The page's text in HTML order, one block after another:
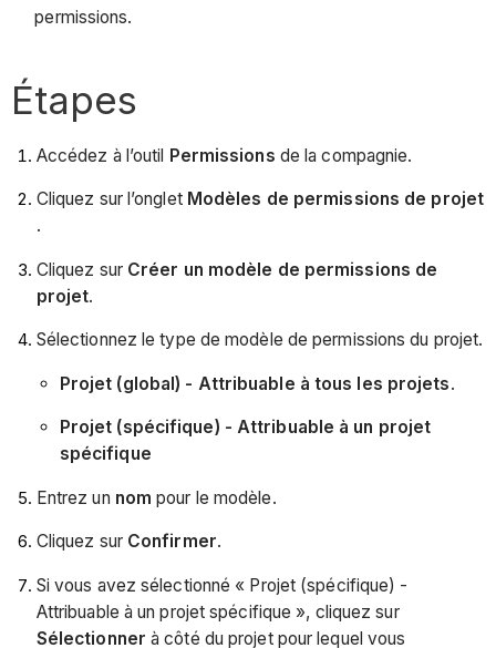
permissions.
Étapes
Accédez à l’outil Permissions de la compagnie.
Cliquez sur l’onglet Modèles de permissions de projet
.
Cliquez sur Créer un modèle de permissions de
projet.
Sélectionnez le type de modèle de permissions du projet.
Projet (global) - Attribuable à tous les projets.
Projet (spécifique) - Attribuable à un projet
spécifique
Entrez un nom pour le modèle.
Cliquez sur Confirmer.
Si vous avez sélectionné « Projet (spécifique) -
Attribuable à un projet spécifique », cliquez sur
Sélectionner à côté du projet pour lequel vous